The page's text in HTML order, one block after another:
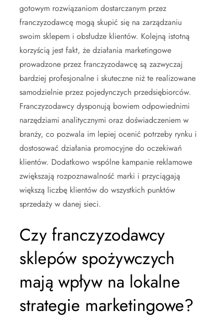
gotowym rozwiązaniom dostarczanym przez
franczyzodawcę mogą skupić się na zarządzaniu
swoim sklepem i obsłudze klientów. Kolejną istotną
korzyścią jest fakt, że działania marketingowe
prowadzone przez franczyzodawcę są zazwyczaj
bardziej profesjonalne i skuteczne niż te realizowane
samodzielnie przez pojedynczych przedsiębiorców.
Franczyzodawcy dysponują bowiem odpowiednimi
narzędziami analitycznymi oraz doświadczeniem w
branży, co pozwala im lepiej ocenić potrzeby rynku i
dostosować działania promocyjne do oczekiwań
klientów. Dodatkowo wspólne kampanie reklamowe
zwiększają rozpoznawalność marki i przyciągają
większą liczbę klientów do wszystkich punktów
sprzedaży w danej sieci.
Czy franczyzodawcy
sklepów spożywczych
mają wpływ na lokalne
strategie marketingowe?